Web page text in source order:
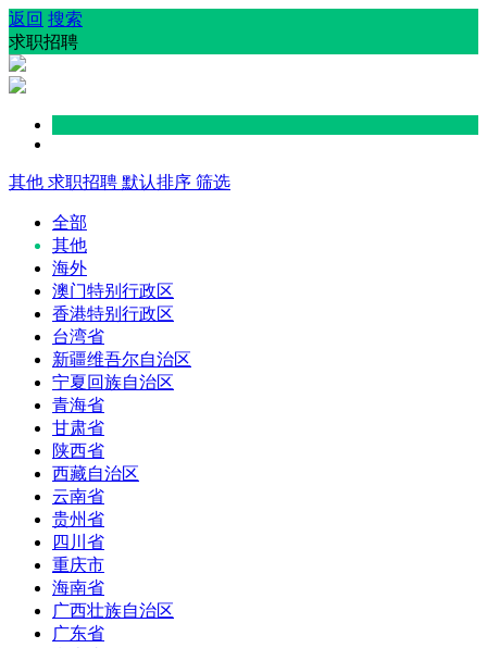
返回 搜索
求职招聘
其他 求职招聘 默认排序 筛选
全部
其他
海外
澳门特别行政区
香港特别行政区
台湾省
新疆维吾尔自治区
宁夏回族自治区
青海省
甘肃省
陕西省
西藏自治区
云南省
贵州省
四川省
重庆市
海南省
广西壮族自治区
广东省